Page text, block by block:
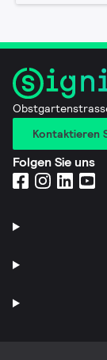
Kontaktieren
Folgen Sie uns